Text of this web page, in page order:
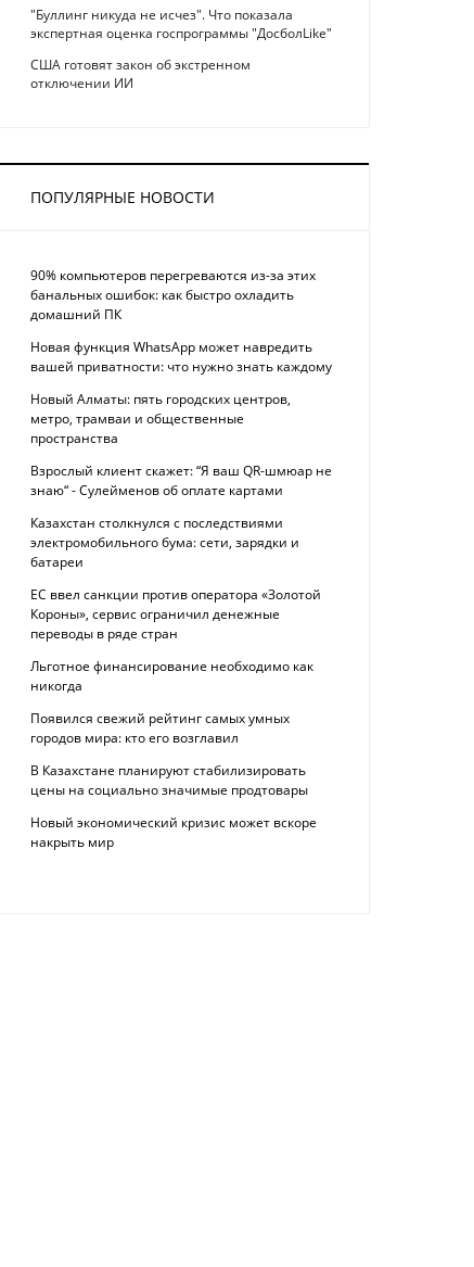
"Буллинг никуда не исчез". Что показала
экспертная оценка госпрограммы "ДосболLike"
США готовят закон об экстренном
отключении ИИ
ПОПУЛЯРНЫЕ НОВОСТИ
90% компьютеров перегреваются из-за этих
банальных ошибок: как быстро охладить
домашний ПК
Новая функция WhatsApp может навредить
вашей приватности: что нужно знать каждому
Новый Алматы: пять городских центров,
метро, трамваи и общественные
пространства
Взрослый клиент скажет: “Я ваш QR-шмюар не
знаю“ - Сулейменов об оплате картами
Казахстан столкнулся с последствиями
электромобильного бума: сети, зарядки и
батареи
ЕС ввел санкции против оператора «Золотой
Короны», сервис ограничил денежные
переводы в ряде стран
Льготное финансирование необходимо как
никогда
Появился свежий рейтинг самых умных
городов мира: кто его возглавил
В Казахстане планируют стабилизировать
цены на социально значимые продтовары
Новый экономический кризис может вскоре
накрыть мир